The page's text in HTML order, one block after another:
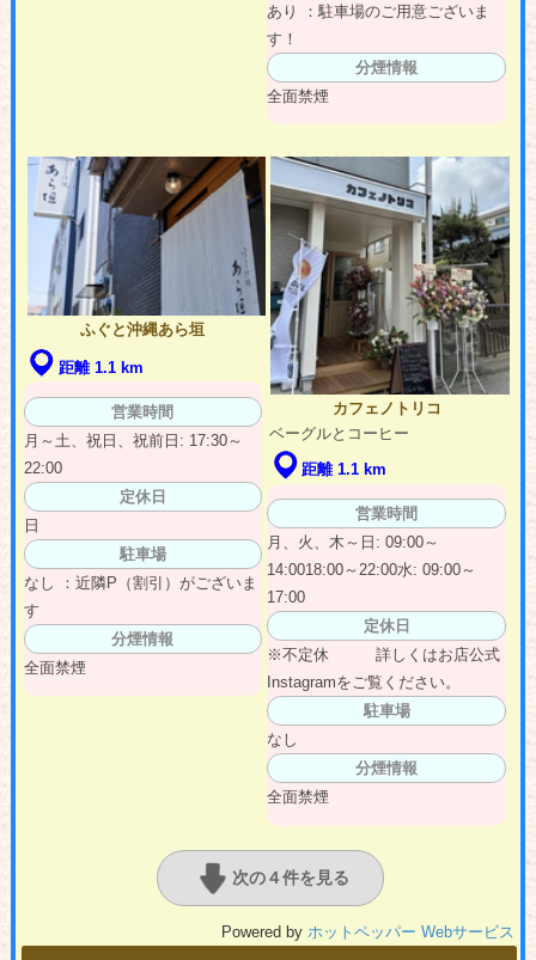
あり ：駐車場のご用意ございま
す！
分煙情報
全面禁煙
ふぐと沖縄あら垣
距離 1.1 km
営業時間
月～土、祝日、祝前日: 17:30～
22:00
定休日
日
駐車場
なし ：近隣P（割引）がございま
す
分煙情報
全面禁煙
カフェノトリコ
ベーグルとコーヒー
距離 1.1 km
営業時間
月、火、木～日: 09:00～
14:0018:00～22:00水: 09:00～
17:00
定休日
※不定休 詳しくはお店公式
Instagramをご覧ください。
駐車場
なし
分煙情報
全面禁煙
次の４件を見る
Powered by ホットペッパー Webサービス